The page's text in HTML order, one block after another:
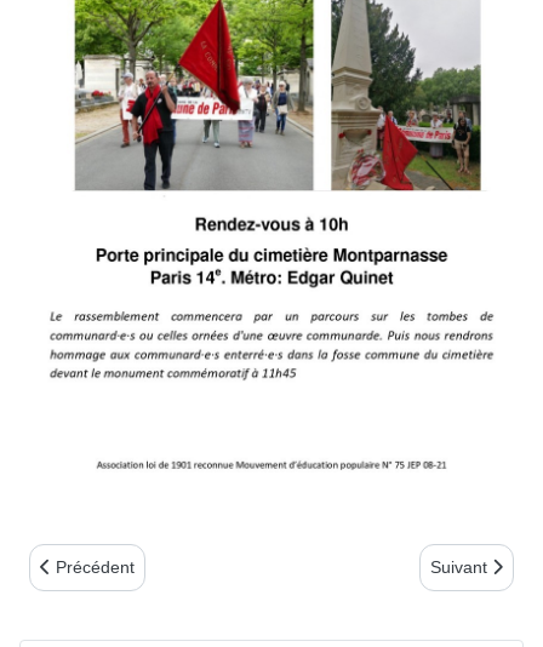
Article précédent : Des parcours communards ouverts à tous
Précédent Article
Suivant